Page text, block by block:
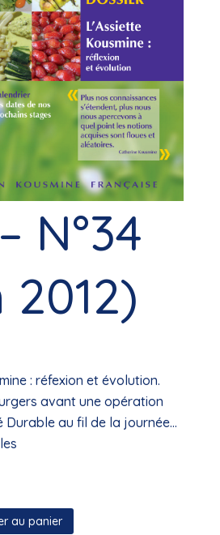
N°34
: réfexion et évolution.
avant une opération
Durable au fil de la journée…
au panier